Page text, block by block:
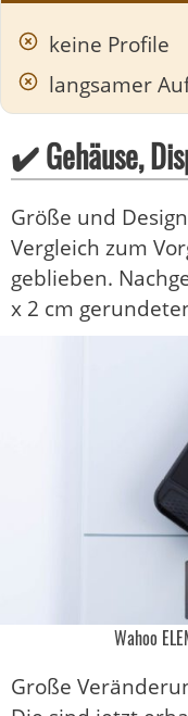
keine Profile
langsamer
✔️ Gehäuse,
Größe und
Vergleich zum
geblieben.
x 2 cm
Wahoo
Große